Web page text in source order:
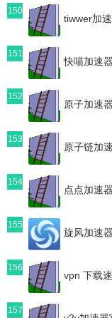
150
tiwwer加
151
快喵加速器
152
原子加速
153
原子链加
154
点点加速
155
旋风加速
156
vpn 下载
157